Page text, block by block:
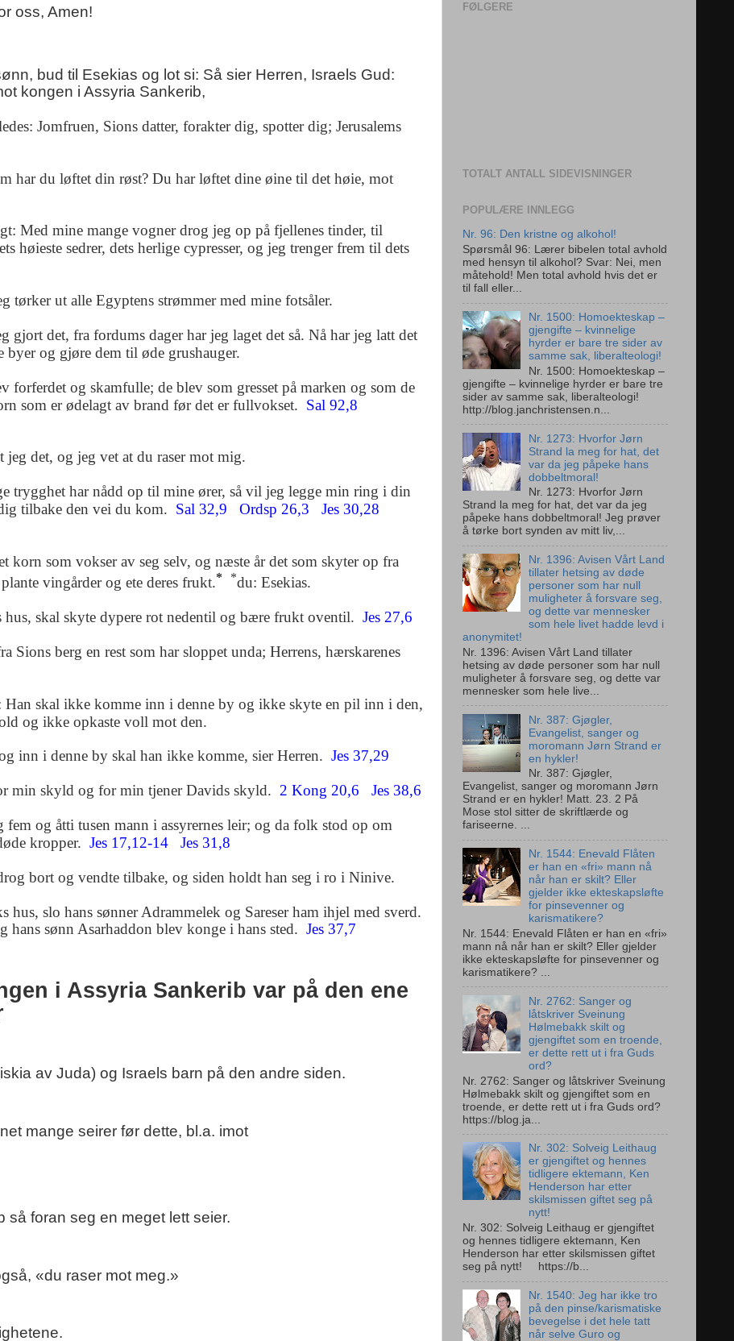
oss, Amen!
bud til Esekias og lot si: Så sier Herren, Israels Gud:
kongen i Assyria Sankerib,
Jomfruen, Sions datter, forakter dig, spotter dig; Jerusalems
har du løftet din røst? Du har løftet dine øine til det høie, mot
Med mine mange vogner drog jeg op på fjellenes tinder, til
høieste sedrer, dets herlige cypresser, og jeg trenger frem til dets
tørker ut alle Egyptens strømmer med mine fotsåler.
gjort det, fra fordums dager har jeg laget det så. Nå har jeg latt det
byer og gjøre dem til øde grushauger.
forferdet og skamfulle; de blev som gresset på marken og som de
som er ødelagt av brand før det er fullvokset. Sal 92,8
det, og jeg vet at du raser mot mig.
trygghet har nådd op til mine ører, så vil jeg legge min ring i din
tilbake den vei du kom. Sal 32,9 Ordsp 26,3
Jes 30,28
korn som vokser av seg selv, og næste år det som skyter op fra
vingårder og ete deres frukt.* *du: Esekias.
hus, skal skyte dypere rot nedentil og bære frukt oventil. Jes 27,6
Sions berg en rest som har sloppet unda; Herrens, hærskarenes
Han skal ikke komme inn i denne by og ikke skyte en pil inn i den,
og ikke opkaste voll mot den.
inn i denne by skal han ikke komme, sier Herren. Jes 37,29
min skyld og for min tjener Davids skyld. 2 Kong 20,6
Jes 38,6
og åtti tusen mann i assyrernes leir; og da folk stod op om
kropper. Jes 17,12-14
Jes 31,8
bort og vendte tilbake, og siden holdt han seg i ro i Ninive.
slo hans sønner Adrammelek og Sareser ham ihjel med sverd.
sønn Asarhaddon blev konge i hans sted. Jes 37,7
i Assyria Sankerib var på den ene
av Juda) og Israels barn på den andre siden.
mange seirer før dette, bl.a. imot
så foran seg en meget lett seier.
«du raser mot meg.»
FØLGERE
TOTALT ANTALL SIDEVISNINGER
POPULÆRE INNLEGG
Nr. 96: Den kristne og alkohol!
Spørsmål 96: Lærer bibelen total avhold
med hensyn til alkohol? Svar: Nei, men
måtehold! Men total avhold hvis det er
til fall eller...
Nr. 1500: Homoekteskap –
gjengifte – kvinnelige
hyrder er bare tre sider av
samme sak, liberalteologi!
Nr. 1500: Homoekteskap –
gjengifte – kvinnelige hyrder er bare tre
sider av samme sak, liberalteologi!
http://blog.janchristensen.n...
Nr. 1273: Hvorfor Jørn
Strand la meg for hat, det
var da jeg påpeke hans
dobbeltmoral!
Nr. 1273: Hvorfor Jørn
Strand la meg for hat, det var da jeg
påpeke hans dobbeltmoral! Jeg prøver
å tørke bort synden av mitt liv,...
Nr. 1396: Avisen Vårt Land
tillater hetsing av døde
personer som har null
muligheter å forsvare seg,
og dette var mennesker
som hele livet hadde levd i
anonymitet!
Nr. 1396: Avisen Vårt Land tillater
hetsing av døde personer som har null
muligheter å forsvare seg, og dette var
mennesker som hele live...
Nr. 387: Gjøgler,
Evangelist, sanger og
moromann Jørn Strand er
en hykler!
Nr. 387: Gjøgler,
Evangelist, sanger og moromann Jørn
Strand er en hykler! Matt. 23. 2 På
Mose stol sitter de skriftlærde og
fariseerne. ...
Nr. 1544: Enevald Flåten
er han en «fri» mann nå
når han er skilt? Eller
gjelder ikke ekteskapsløfte
for pinsevenner og
karismatikere?
Nr. 1544: Enevald Flåten er han en «fri»
mann nå når han er skilt? Eller gjelder
ikke ekteskapsløfte for pinsevenner og
karismatikere? ...
Nr. 2762: Sanger og
låtskriver Sveinung
Hølmebakk skilt og
gjengiftet som en troende,
er dette rett ut i fra Guds
ord?
Nr. 2762: Sanger og låtskriver Sveinung
Hølmebakk skilt og gjengiftet som en
troende, er dette rett ut i fra Guds ord?
https://blog.ja...
Nr. 302: Solveig Leithaug
er gjengiftet og hennes
tidligere ektemann, Ken
Henderson har etter
skilsmissen giftet seg på
nytt!
Nr. 302: Solveig Leithaug er gjengiftet
og hennes tidligere ektemann, Ken
Henderson har etter skilsmissen giftet
seg på nytt! https://b...
Nr. 1540: Jeg har ikke tro
på den pinse/karismatiske
bevegelse i det hele tatt
når selve Guro og